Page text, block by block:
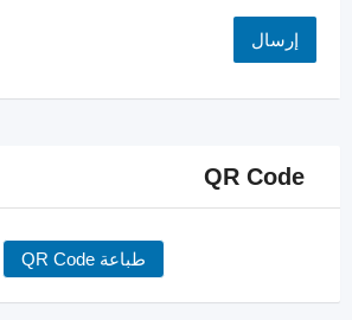
QR Code
طباعة QR Code